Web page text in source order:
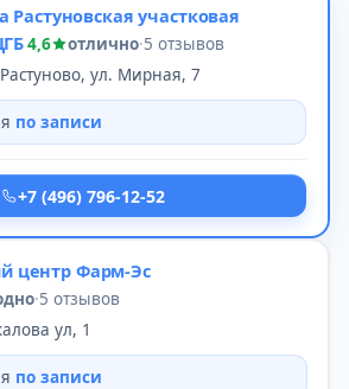
участковая
4,6 отлично·5 отзывов
ул. Мирная, 7
по записи
+7 (496) 796-12-52
центр Фарм-Эс
·5 отзывов
ул, 1
по записи